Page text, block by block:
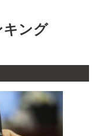
キング